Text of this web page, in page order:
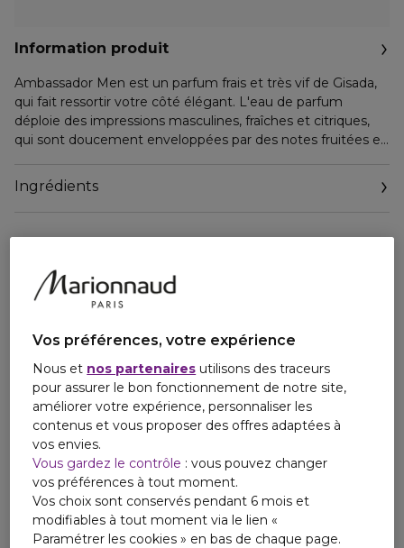
Information produit
Ambassador Men est un parfum frais et très vif de Gisada,
qui fait ressortir votre côté élégant. L'eau de parfum
déploie des impressions masculines, fraîches et citriques,
qui sont doucement enveloppées par des notes fruitées et
combinaison avec du patchouli épicé, des pivoines fortes,
de fins arômes de vanille et des accents ambrés que
Ingrédients
Vos préférences, votre expérience
Nous et nos partenaires utilisons des traceurs
pour assurer le bon fonctionnement de notre site,
améliorer votre expérience, personnaliser les
contenus et vous proposer des offres adaptées à
vos envies.
Vous gardez le contrôle : vous pouvez changer
vos préférences à tout moment.
Vos choix sont conservés pendant 6 mois et
modifiables à tout moment via le lien «
Paramétrer les cookies » en bas de chaque page.